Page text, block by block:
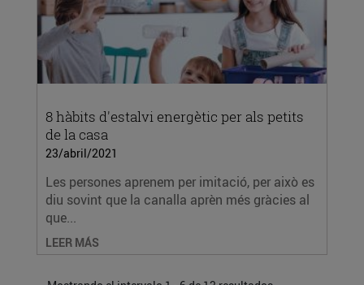
8 hàbits d'estalvi energètic per als petits
de la casa
23/abril/2021
Les persones aprenem per imitació, per això es
diu sovint que la canalla aprèn més gràcies al
que...
LEER MÁS